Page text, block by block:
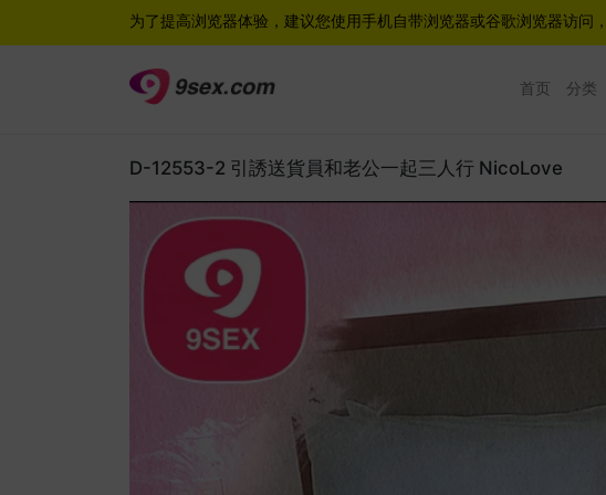
为了提高浏览器体验，建议您使用手机自带浏览器或谷歌浏览器访问，
首页 分类
D-12553-2 引誘送貨員和老公一起三人行 NicoLove